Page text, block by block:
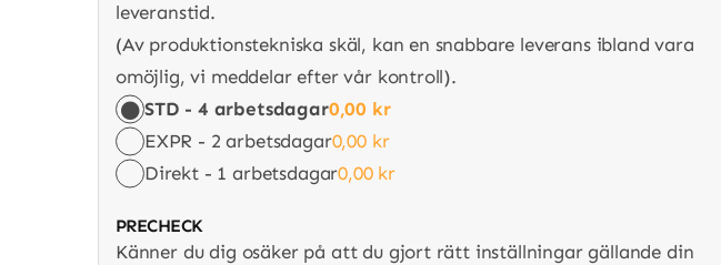
leveranstid.
(Av produktionstekniska skäl, kan en snabbare leverans ibland vara
omöjlig, vi meddelar efter vår kontroll).
STD - 4 arbetsdagar0,00 kr
EXPR - 2 arbetsdagar0,00 kr
Direkt - 1 arbetsdagar0,00 kr
PRECHECK
Känner du dig osäker på att du gjort rätt inställningar gällande din